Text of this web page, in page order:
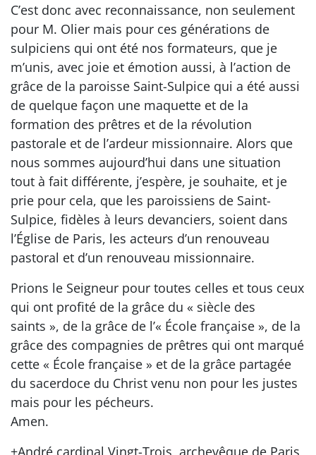
C’est donc avec reconnaissance, non seulement
pour M. Olier mais pour ces générations de
sulpiciens qui ont été nos formateurs, que je
m’unis, avec joie et émotion aussi, à l’action de
grâce de la paroisse Saint-Sulpice qui a été aussi
de quelque façon une maquette et de la
formation des prêtres et de la révolution
pastorale et de l’ardeur missionnaire. Alors que
nous sommes aujourd’hui dans une situation
tout à fait différente, j’espère, je souhaite, et je
prie pour cela, que les paroissiens de Saint-
Sulpice, fidèles à leurs devanciers, soient dans
l’Église de Paris, les acteurs d’un renouveau
pastoral et d’un renouveau missionnaire.
Prions le Seigneur pour toutes celles et tous ceux
qui ont profité de la grâce du « siècle des
saints », de la grâce de l’« École française », de la
grâce des compagnies de prêtres qui ont marqué
cette « École française » et de la grâce partagée
du sacerdoce du Christ venu non pour les justes
mais pour les pécheurs.
Amen.
+André cardinal Vingt-Trois, archevêque de Paris